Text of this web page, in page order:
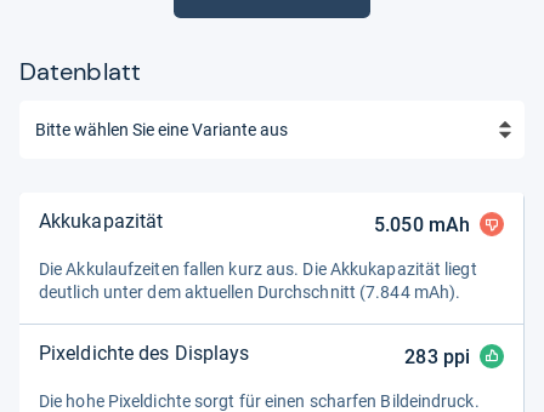
Datenblatt
Akkukapazität 5.050mAh
Die Akku­lauf­zei­ten fal­len kurz aus. Die Akku­ka­pa­zi­tät liegt
deut­lich unter dem aktu­el­len Durch­schnitt (7.844 mAh).
Pixeldichte des Displays 283ppi
Die hohe Pixel­dichte sorgt für einen schar­fen Bild­ein­druck.